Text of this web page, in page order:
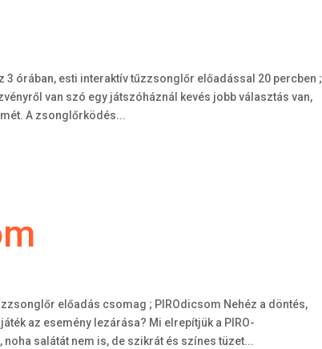
órában, esti interaktív tűzzsonglőr előadással 20 percben ;
van szó egy játszóháznál kevés jobb választás van,
A zsonglőrködés...
előadás csomag ; PIROdicsom Nehéz a döntés,
az esemény lezárása? Mi elrepítjük a PIRO-
noha salátát nem is, de szikrát és színes tüzet...